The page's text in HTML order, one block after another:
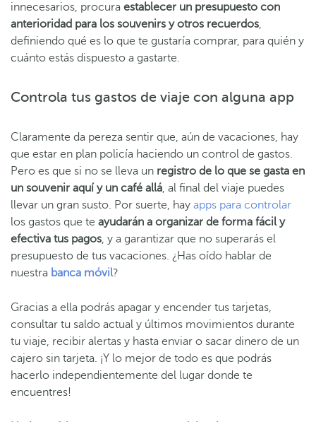
innecesarios, procura establecer un presupuesto con
anterioridad para los souvenirs y otros recuerdos,
definiendo qué es lo que te gustaría comprar, para quién y
cuánto estás dispuesto a gastarte.
Controla tus gastos de viaje con alguna app
Claramente da pereza sentir que, aún de vacaciones, hay
que estar en plan policía haciendo un control de gastos.
Pero es que si no se lleva un registro de lo que se gasta en
un souvenir aquí y un café allá, al final del viaje puedes
llevar un gran susto. Por suerte, hay apps para controlar
los gastos que te ayudarán a organizar de forma fácil y
efectiva tus pagos, y a garantizar que no superarás el
presupuesto de tus vacaciones. ¿Has oído hablar de
nuestra banca móvil?
Gracias a ella podrás apagar y encender tus tarjetas,
consultar tu saldo actual y últimos movimientos durante
tu viaje, recibir alertas y hasta enviar o sacar dinero de un
cajero sin tarjeta. ¡Y lo mejor de todo es que podrás
hacerlo independientemente del lugar donde te
encuentres!